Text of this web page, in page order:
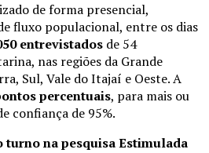
de forma presencial,
fluxo populacional, entre os dias
entrevistados de 54
nas regiões da Grande
Sul, Vale do Itajaí e Oeste. A
percentuais, para mais ou
confiança de 95%.
na pesquisa Estimulada